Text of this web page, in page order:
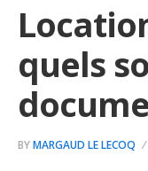
quels
BYMARGAUD LE LECOQ